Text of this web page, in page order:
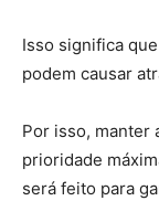
Isso significa
podem causar
Por isso, manter
prioridade
será feito para